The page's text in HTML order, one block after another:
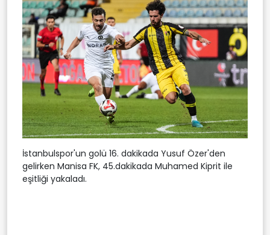
İstanbulspor'un golü 16. dakikada Yusuf Özer'den
gelirken Manisa FK, 45.dakikada Muhamed Kiprit ile
eşitliği yakaladı.